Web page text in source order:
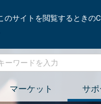
サイトを閲覧するときの
マーケット サ